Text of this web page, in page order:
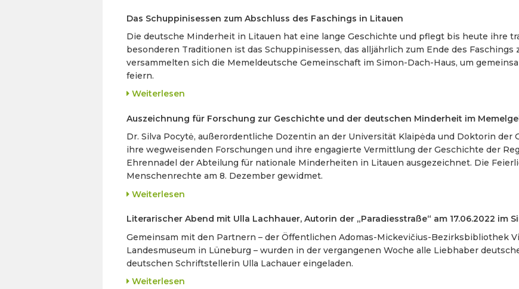
Das Schuppinisessen zum Abschluss des Faschings in Litauen
Die deutsche Minderheit in Litauen hat eine lange Geschichte und pflegt bis heute ihre
besonderen Traditionen ist das Schuppinisessen, das alljährlich zum Ende des
versammelten sich die Memeldeutsche Gemeinschaft im Simon-Dach-Haus, um
feiern.
Weiterlesen
Auszeichnung für Forschung zur Geschichte und der deutschen Minderheit im
Dr. Silva Pocytė, außerordentliche Dozentin an der Universität Klaipėda und Doktorin
ihre wegweisenden Forschungen und ihre engagierte Vermittlung der Geschichte der
Ehrennadel der Abteilung für nationale Minderheiten in Litauen ausgezeichnet. Die
Menschenrechte am 8. Dezember gewidmet.
Weiterlesen
Literarischer Abend mit Ulla Lachhauer, Autorin der „Paradiesstraße“ am 17.06.2022 im
Gemeinsam mit den Partnern – der Öffentlichen Adomas-Mickevičius-Bezirksbibliothek
Landesmuseum in Lüneburg – wurden in der vergangenen Woche alle Liebhaber
deutschen Schriftstellerin Ulla Lachauer eingeladen.
Weiterlesen